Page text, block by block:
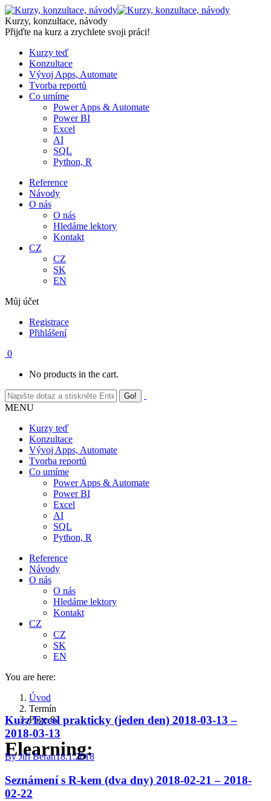
Skip
to
content
Kurzy, konzultace, návody
Přijďte na kurz a zrychlete svoji práci!
Kurzy teď
Konzultace
Vývoj Apps, Automate
Tvorba reportů
Co umíme
Power Apps & Automate
Power BI
Excel
AI
SQL
Python, R
Reference
Návody
O nás
O nás
Hledáme lektory
Kontakt
CZ
CZ
SK
EN
Můj účet
Registrace
Přihlášení
0
No products in the cart.
MENU
Kurzy teď
Konzultace
Vývoj Apps, Automate
Tvorba reportů
Co umíme
Power Apps & Automate
Power BI
Excel
AI
SQL
Python, R
Reference
Návody
O nás
O nás
Hledáme lektory
Kontakt
CZ
CZ
SK
EN
You are here:
Úvod
Termín
Page 82
Elearning:
Kurz Excel prakticky (jeden den) 2018-03-13 –
2018-03-13
ByJiří Beran18.1.2018
Seznámení s R-kem (dva dny) 2018-02-21 – 2018-
02-22